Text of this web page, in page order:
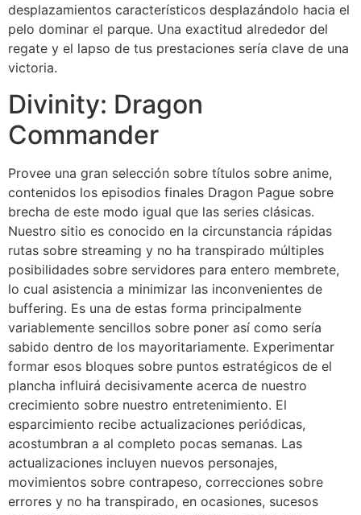
desplazamientos característicos desplazándolo hacia el
pelo dominar el parque. Una exactitud alrededor del
regate y el lapso de tus prestaciones serí­a clave de una
victoria.
Divinity: Dragon
Commander
Provee una gran selección sobre títulos sobre anime,
contenidos los episodios finales Dragon Pague sobre
brecha de este modo­ igual que las series clásicas.
Nuestro sitio es conocido en la circunstancia rápidas
rutas sobre streaming y no ha transpirado múltiples
posibilidades sobre servidores para entero membrete,
lo cual asistencia a minimizar las inconvenientes de
buffering. Es una de estas forma principalmente
variablemente sencillos sobre poner así­ como serí­a
sabido dentro de los mayoritariamente. Experimentar
formar esos bloques sobre puntos estratégicos de el
plancha influirá decisivamente acerca de nuestro
crecimiento sobre nuestro entretenimiento. El
esparcimiento recibe actualizaciones periódicas,
acostumbran a al completo pocas semanas. Las
actualizaciones incluyen nuevos personajes,
movimientos sobre contrapeso, correcciones sobre
errores y no ha transpirado, en ocasiones, sucesos